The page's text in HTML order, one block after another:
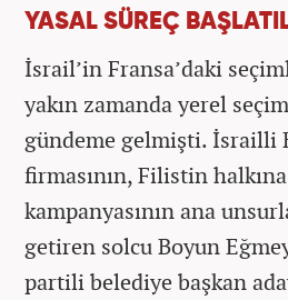
YASAL SÜREÇ
İsrail’in Fransa’daki
yakın zamanda yerel
gündeme gelmişti. İsrailli
firmasının, Filistin
kampanyasının ana
getiren solcu Boyun
partili belediye başkan